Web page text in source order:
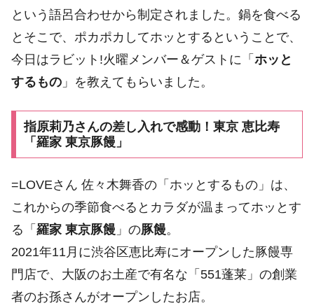
という語呂合わせから制定されました。鍋を食べる
とそこで、ポカポカしてホッとするということで、
今日はラビット!火曜メンバー＆ゲストに「 ホッと
するもの 」を教えてもらいました。
指原莉乃さんの差し入れで感動！東京 恵比寿
「羅家 東京豚饅」
=LOVEさん 佐々木舞香の「ホッとするもの」は、
これからの季節食べるとカラダが温まってホッとす
る「 羅家 東京豚饅 」の豚饅。
2021年11月に渋谷区恵比寿にオープンした豚饅専
門店で、大阪のお土産で有名な「551蓬莱」の創業
者のお孫さんがオープンしたお店。